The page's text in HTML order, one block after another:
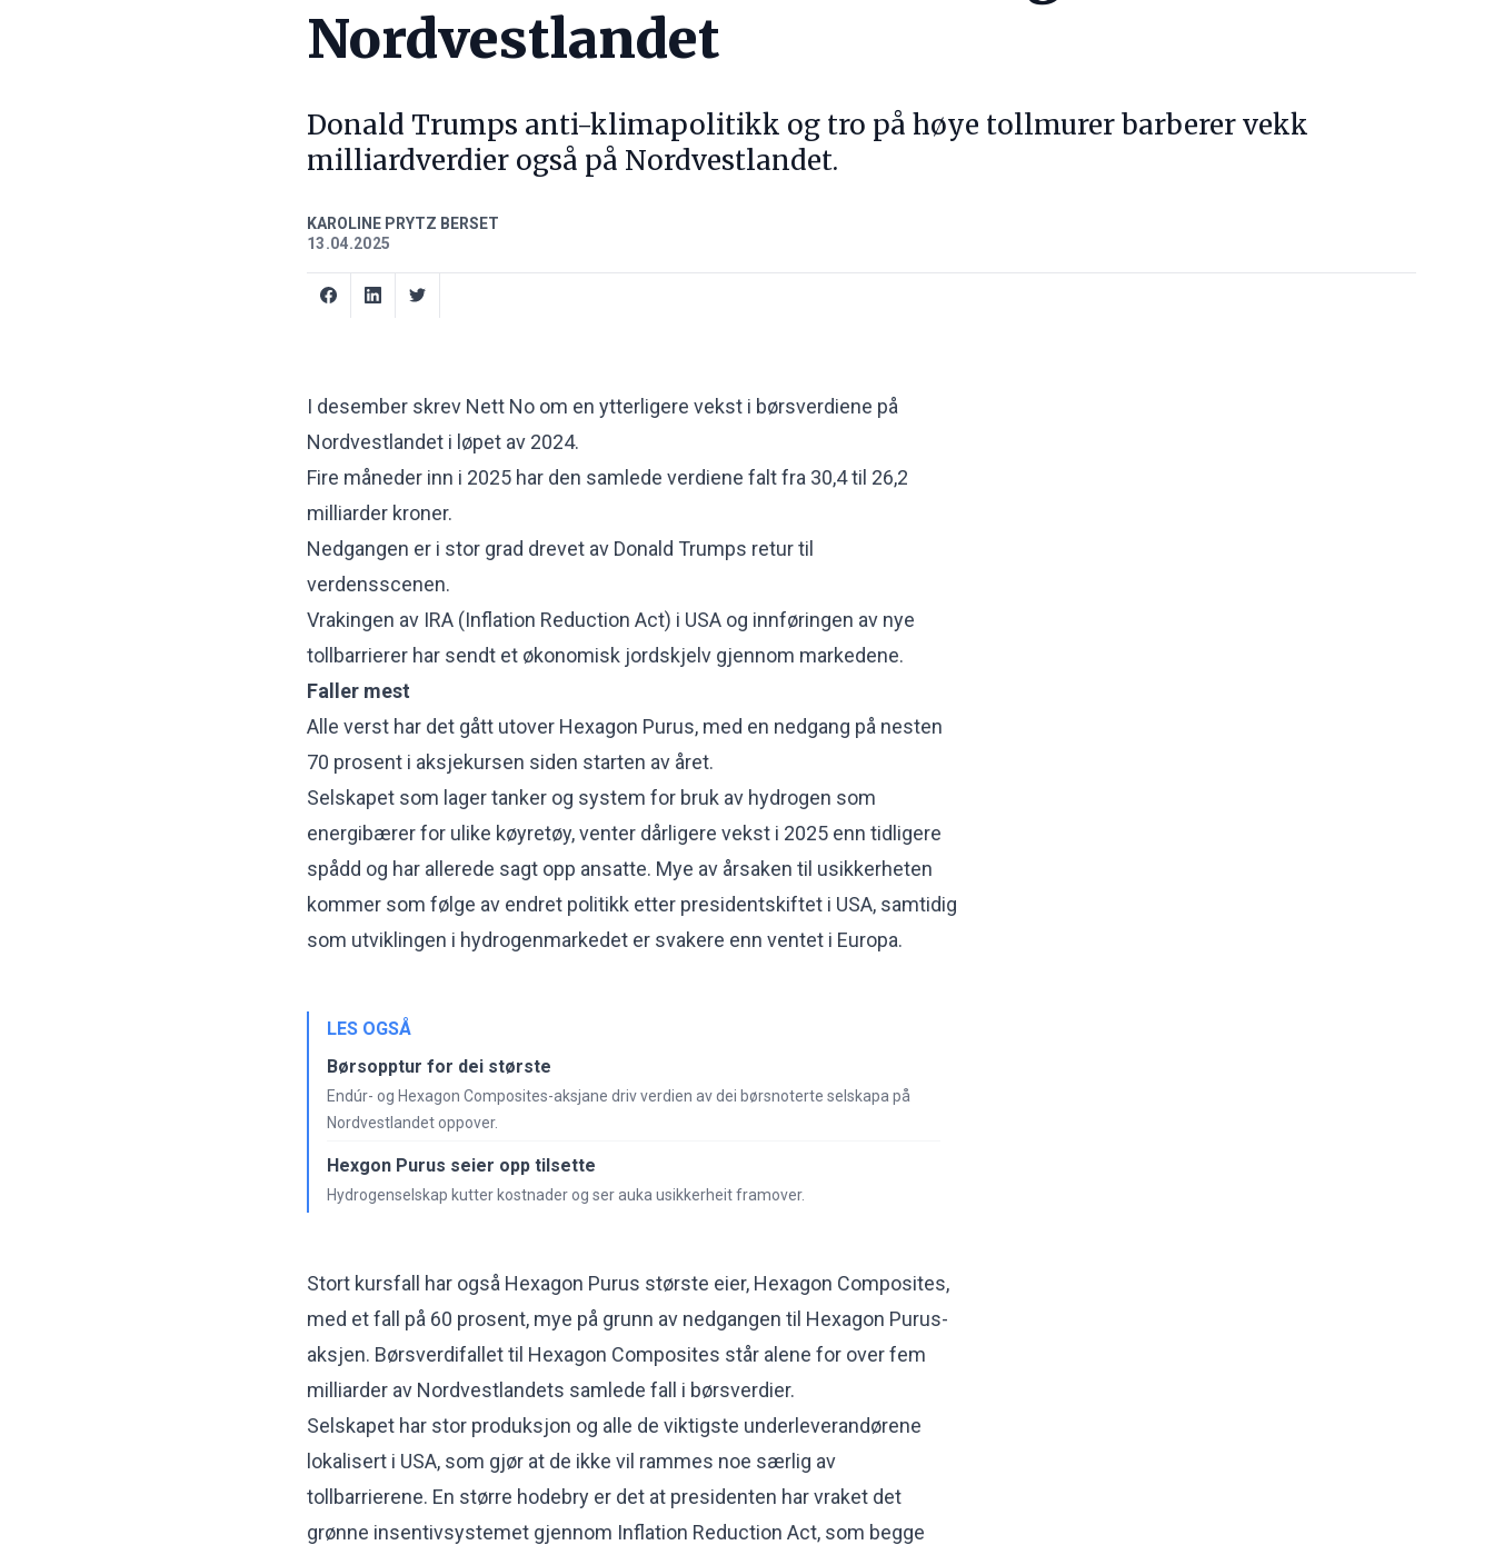
Nordvestlandet
Donald Trumps anti-klimapolitikk og tro på høye tollmurer barberer vekk
milliardverdier også på Nordvestlandet.
KAROLINE PRYTZ BERSET
13.04.2025
I desember skrev Nett No om en ytterligere vekst i børsverdiene på
Nordvestlandet i løpet av 2024.
Fire måneder inn i 2025 har den samlede verdiene falt fra 30,4 til 26,2
milliarder kroner.
Nedgangen er i stor grad drevet av Donald Trumps retur til
verdensscenen.
Vrakingen av IRA (Inflation Reduction Act) i USA og innføringen av nye
tollbarrierer har sendt et økonomisk jordskjelv gjennom markedene.
Faller mest
Alle verst har det gått utover Hexagon Purus, med en nedgang på nesten
70 prosent i aksjekursen siden starten av året.
Selskapet som lager tanker og system for bruk av hydrogen som
energibærer for ulike køyretøy, venter dårligere vekst i 2025 enn tidligere
spådd og har allerede sagt opp ansatte. Mye av årsaken til usikkerheten
kommer som følge av endret politikk etter presidentskiftet i USA, samtidig
som utviklingen i hydrogenmarkedet er svakere enn ventet i Europa.
LES OGSÅ
Børsopptur for dei største
Endúr- og Hexagon Composites-aksjane driv verdien av dei børsnoterte selskapa på
Nordvestlandet oppover.
Hexgon Purus seier opp tilsette
Hydrogenselskap kutter kostnader og ser auka usikkerheit framover.
Stort kursfall har også Hexagon Purus største eier, Hexagon Composites,
med et fall på 60 prosent, mye på grunn av nedgangen til Hexagon Purus-
aksjen. Børsverdifallet til Hexagon Composites står alene for over fem
milliarder av Nordvestlandets samlede fall i børsverdier.
Selskapet har stor produksjon og alle de viktigste underleverandørene
lokalisert i USA, som gjør at de ikke vil rammes noe særlig av
tollbarrierene. En større hodebry er det at presidenten har vraket det
grønne insentivsystemet gjennom Inflation Reduction Act, som begge